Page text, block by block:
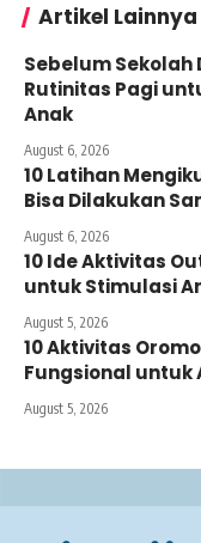
Artikel Lainnya
Sebelum Sekolah
Rutinitas Pagi
Anak
August 6, 2026
10 Latihan
Bisa Dilakukan
August 6, 2026
10 Ide Aktivitas
untuk Stimulasi
August 5, 2026
10 Aktivitas
Fungsional untuk
August 5, 2026